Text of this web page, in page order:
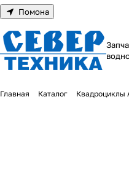
Помона
Главная Каталог Квадроциклы